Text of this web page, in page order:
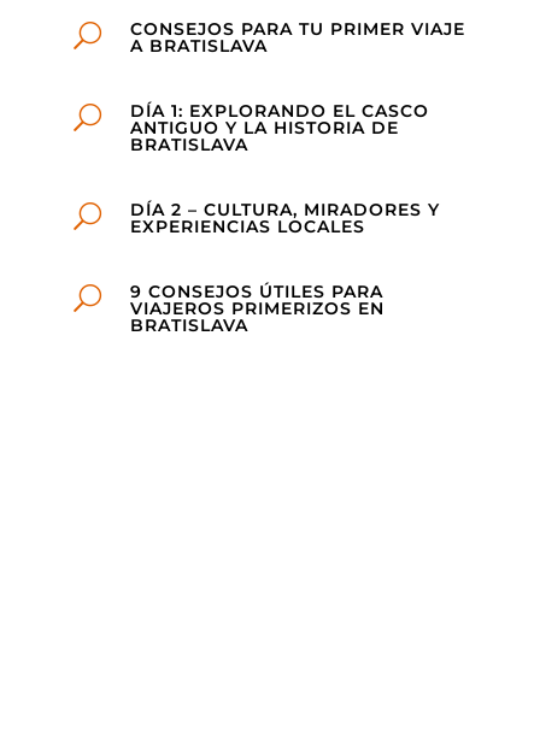
U CONSEJOS PARA TU PRIMER VIAJE
A BRATISLAVA
U DÍA 1: EXPLORANDO EL CASCO
ANTIGUO Y LA HISTORIA DE
BRATISLAVA
U DÍA 2 – CULTURA, MIRADORES Y
EXPERIENCIAS LOCALES
U 9 CONSEJOS ÚTILES PARA
VIAJEROS PRIMERIZOS EN
BRATISLAVA